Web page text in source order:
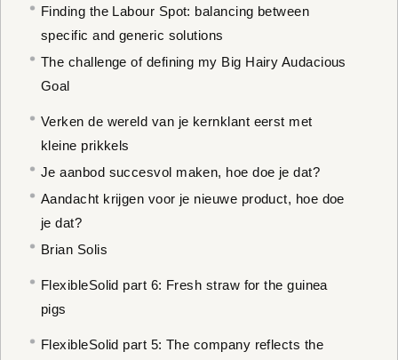
Finding the Labour Spot: balancing between
specific and generic solutions
The challenge of defining my Big Hairy Audacious
Goal
Verken de wereld van je kernklant eerst met
kleine prikkels
Je aanbod succesvol maken, hoe doe je dat?
Aandacht krijgen voor je nieuwe product, hoe doe
je dat?
Brian Solis
FlexibleSolid part 6: Fresh straw for the guinea
pigs
FlexibleSolid part 5: The company reflects the